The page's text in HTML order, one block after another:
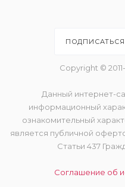
Copyright ©
Данный интернет-
информационный
ознакомительный
является публичной
Статьи 437
Соглашение об